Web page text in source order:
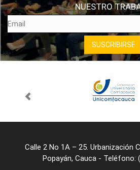
NUESTRO
Calle 2 No 1A – 25. Urbanización
Popayán, Cauca - Teléfono: